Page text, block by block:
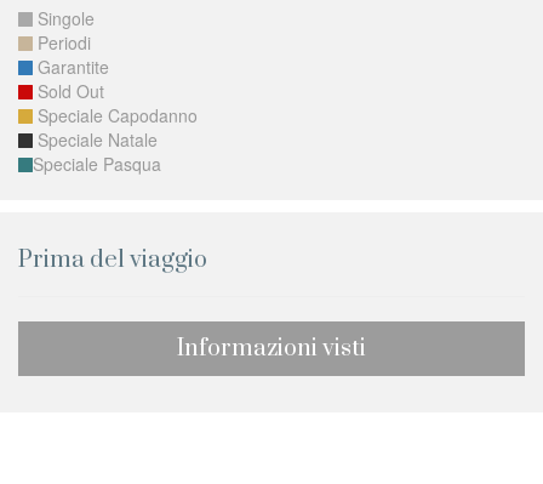
Singole
Periodi
Garantite
Sold Out
Speciale Capodanno
Speciale Natale
Speciale Pasqua
Prima del viaggio
Informazioni visti